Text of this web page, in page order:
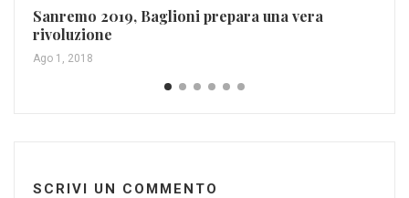
Sanremo 2019, Baglioni prepara una vera
rivoluzione
Ago 1, 2018
SCRIVI UN COMMENTO